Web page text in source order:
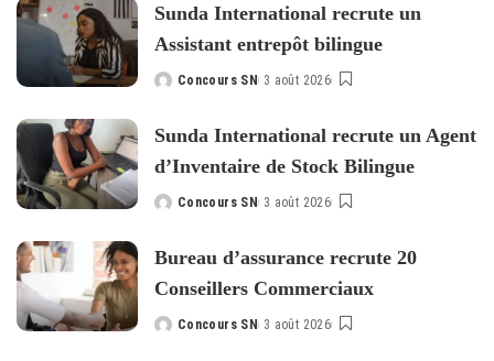
Sunda International recrute un
Assistant entrepôt bilingue
Posted
Concours SN 3 août 2026
Sunda International recrute un Agent
d’Inventaire de Stock Bilingue
Posted
Concours SN 3 août 2026
Bureau d’assurance recrute 20
Conseillers Commerciaux
Posted
Concours SN 3 août 2026